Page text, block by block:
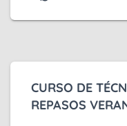
CURSO DE
REPASOS